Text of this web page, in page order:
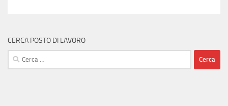
CERCA POSTO DI LAVORO
Ricerca
per: